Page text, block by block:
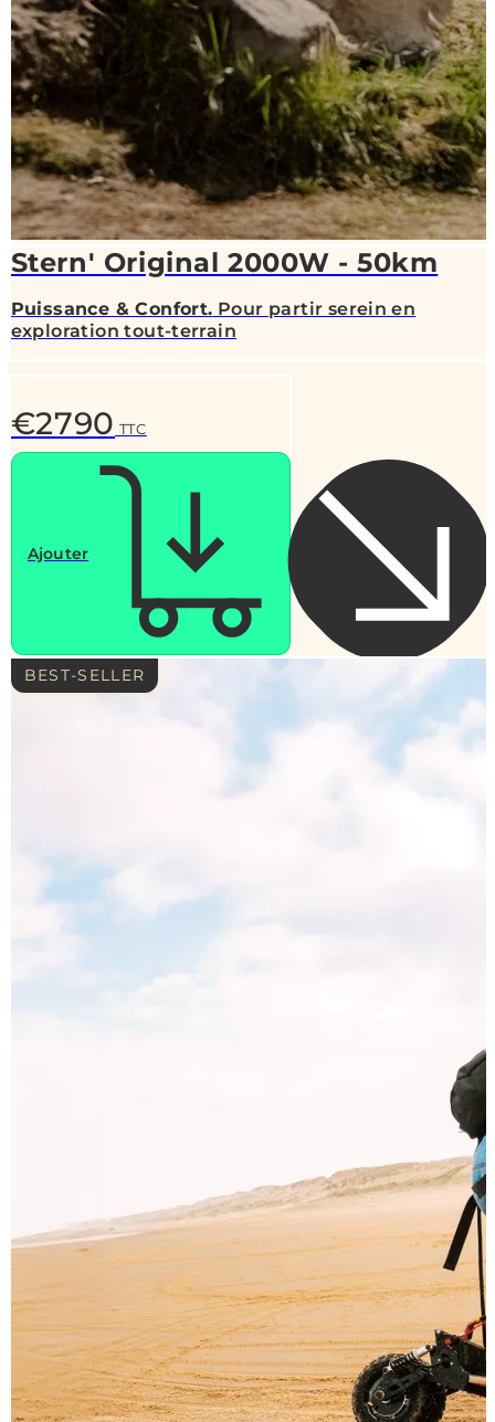
Stern' Original 2000W - 50km
Puissance & Confort. Pour partir serein en
exploration tout-terrain
€2790 TTC
Ajouter
BEST-SELLER